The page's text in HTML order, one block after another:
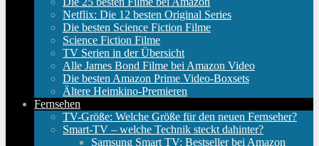
Netflix: Die 12 besten Original Series
Die besten Science Fiction Filme
Science Fiction Filme
TV Serien in der Übersicht
Alle James Bond Filme bei Amazon Video
Die besten Amazon Prime Video-Boxsets
Ältere Heimkino-Premieren
Fernsehen
TV-Größe: Welche Größe für den neuen Fernseher?
Smart-TV – welche Technik steckt dahinter?
Samsung Smart TV: Bestseller bei Amazon